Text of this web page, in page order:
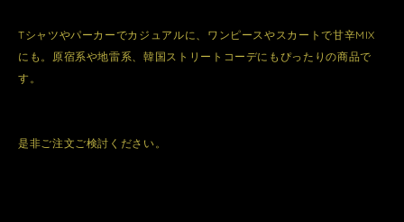
Tシャツやパーカーでカジュアルに、ワンピースやスカートで甘辛MIX
にも。原宿系や地雷系、韓国ストリートコーデにもぴったりの商品で
す。
是非ご注文ご検討ください。